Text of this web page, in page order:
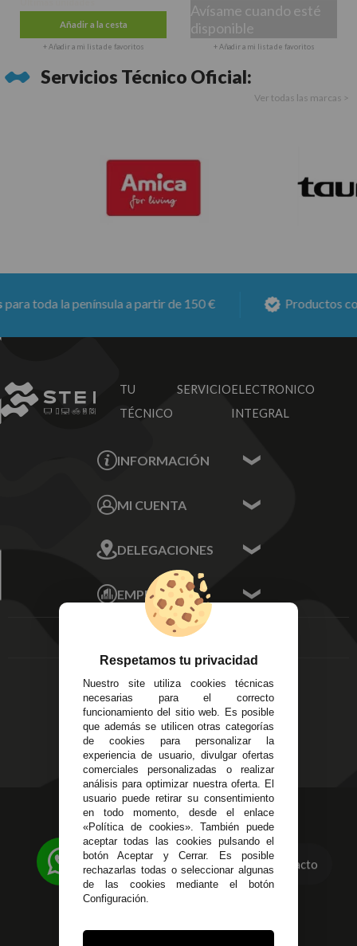
Añadir a la cesta
+ Añadir a mi lista de favoritos
Avísame cuando esté
disponible
+ Añadir a mi lista de favoritos
Servicios Técnico Oficial:
Ver todas las marcas >
toda la península a partir de 150 € Productos con
TU SERVICIO
TÉCNICO
ELECTRONICO
INTEGRAL
INFORMACIÓN
Sobre nosotros
MI CUENTA
Mis Direcciones
Mis Pedidos
Mis favoritos
FAQ's
DELEGACIONES
Écija - Sevilla
Av. Plaza de Toros.
Local 3
Córdoba
14
Alzira - Valencia
C/ Esplugues, 135
EMPRESA
Aviso Legal
Devoluciones
Política de Privacidad
Pago Seguro
Terminos y
Condiciones Generales
Políticas de Cookies
623 23 31 98
Atendemos Whatsapp
955 44 45 43/955 44 45 44
info@steielectronica.com
Avenida Plaza de Toros,
Contacto
Respetamos tu privacidad
Nuestro site utiliza cookies técnicas
necesarias para el correcto
funcionamiento del sitio web. Es posible
que además se utilicen otras categorías
de cookies para personalizar la
experiencia de usuario, divulgar ofertas
comerciales personalizadas o realizar
análisis para optimizar nuestra oferta. El
usuario puede retirar su consentimiento
en todo momento, desde el enlace
«Política de cookies». También puede
aceptar todas las cookies pulsando el
botón Aceptar y Cerrar. Es posible
rechazarlas todas o seleccionar algunas
de las cookies mediante el botón
Configuración.